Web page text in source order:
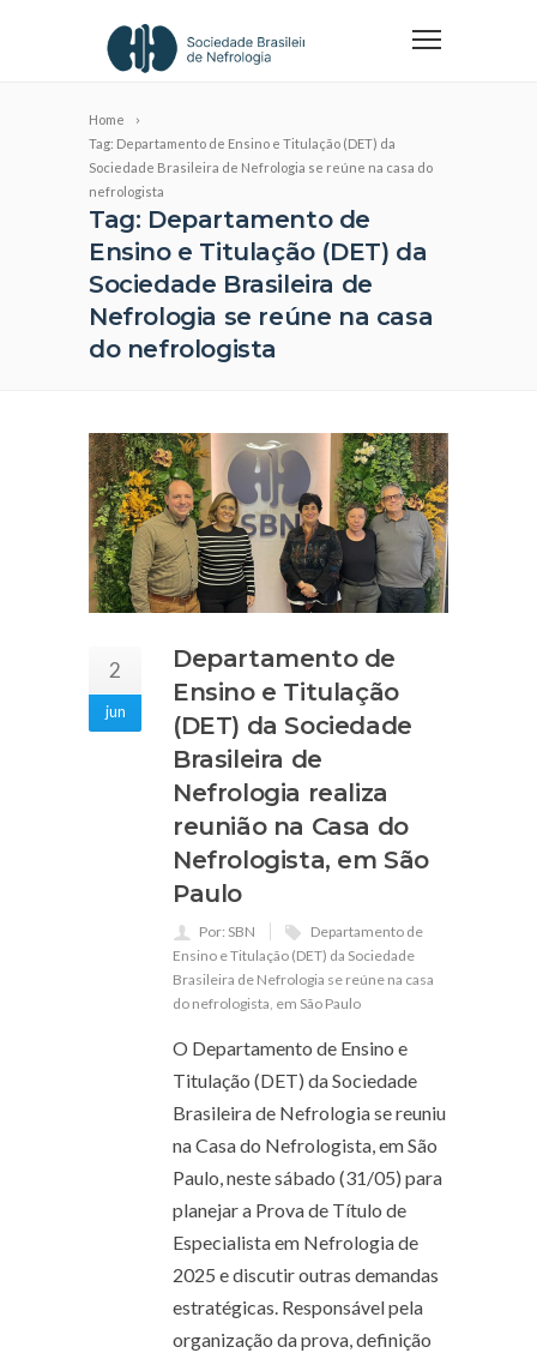
Home
Tag: Departamento de Ensino e Titulação (DET) da
Sociedade Brasileira de Nefrologia se reúne na casa do
nefrologista
Tag: Departamento de
Ensino e Titulação (DET) da
Sociedade Brasileira de
Nefrologia se reúne na casa
do nefrologista
2
jun
Departamento de
Ensino e Titulação
(DET) da Sociedade
Brasileira de
Nefrologia realiza
reunião na Casa do
Nefrologista, em São
Paulo
Por: SBN
Departamento de
Ensino e Titulação (DET) da Sociedade
Brasileira de Nefrologia se reúne na casa
do nefrologista, em São Paulo
O Departamento de Ensino e
Titulação (DET) da Sociedade
Brasileira de Nefrologia se reuniu
na Casa do Nefrologista, em São
Paulo, neste sábado (31/05) para
planejar a Prova de Título de
Especialista em Nefrologia de
2025 e discutir outras demandas
estratégicas. Responsável pela
organização da prova, definição